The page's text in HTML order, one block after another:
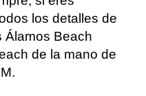
los detalles de
Beach
de la mano de